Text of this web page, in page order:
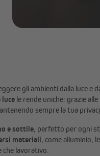
gli ambienti dalla luce e
le rende uniche: grazie alle
sempre la tua
e sottile, perfetto per ogni
materiali, come alluminio,
che lavorativo.